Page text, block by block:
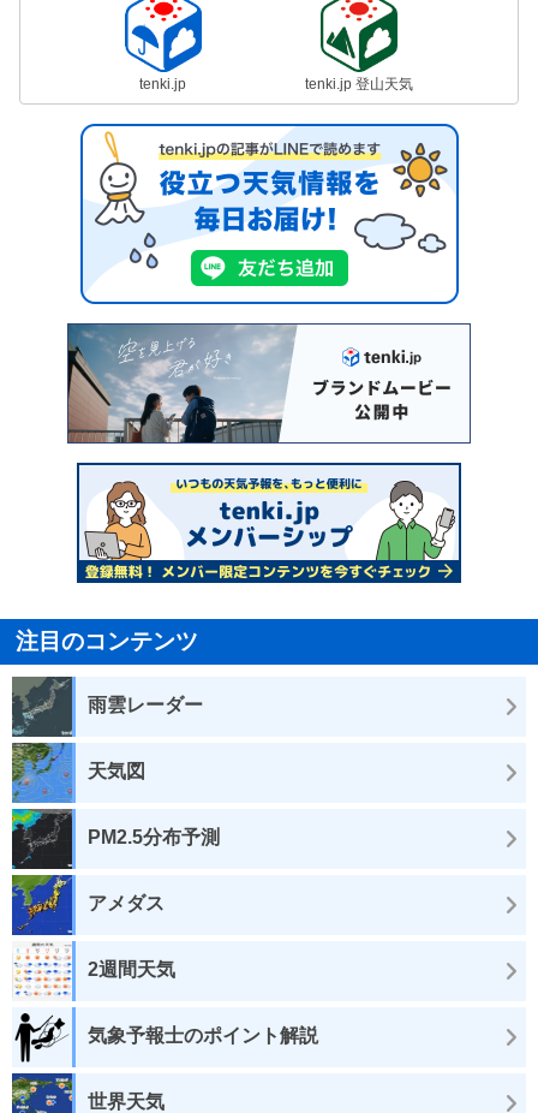
tenki.jp tenki.jp 登山天気
注目のコンテンツ
雨雲レーダー
天気図
PM2.5分布予測
アメダス
2週間天気
気象予報士のポイント解説
世界天気